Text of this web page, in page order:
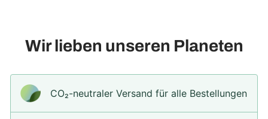
Wir lieben unseren Planeten
CO₂-neu­t­raler Versand für alle Bestellungen